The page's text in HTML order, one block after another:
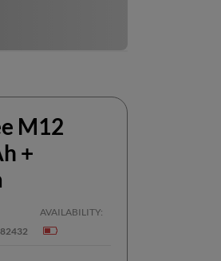
M12
+
AVAILABILITY